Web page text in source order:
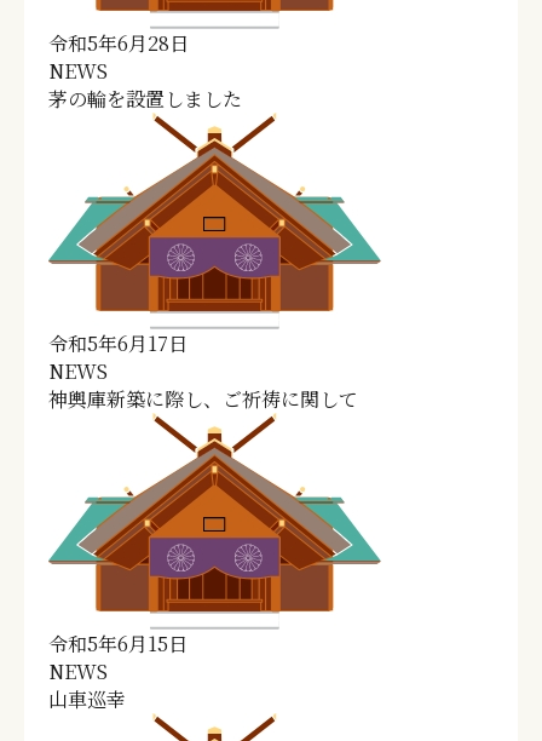
令和5年6月28日
NEWS
茅の輪を設置しました
令和5年6月17日
NEWS
神輿庫新築に際し、ご祈祷に関して
令和5年6月15日
NEWS
山車巡幸